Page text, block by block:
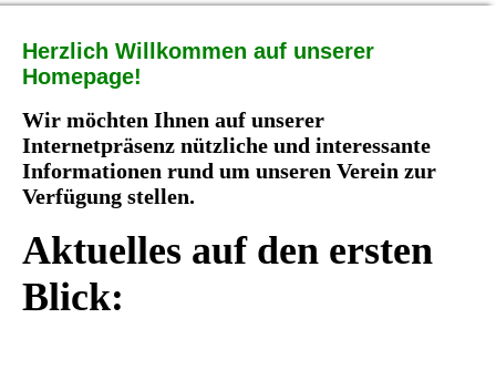
Herzlich Willkommen auf unserer
Homepage!
Wir möchten Ihnen auf unserer
Internetpräsenz nützliche und interessante
Informationen rund um unseren Verein zur
Verfügung stellen.
Aktuelles auf den ersten
Blick: